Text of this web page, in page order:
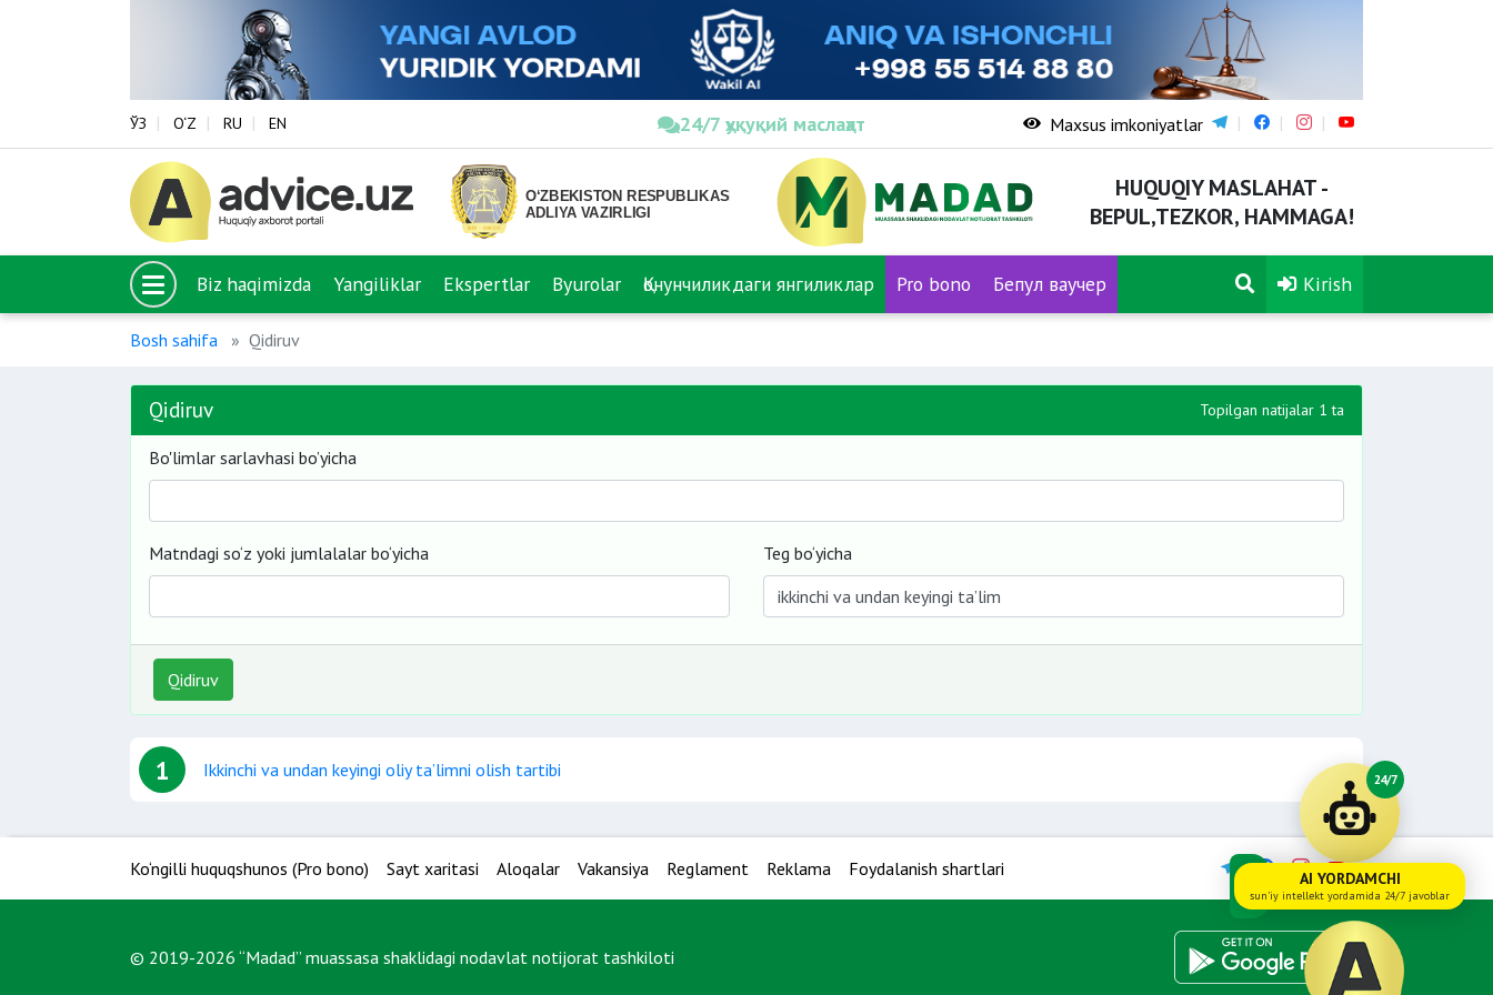
ЎЗ O‘Z RU EN 24/7 ҳуқуқий маслаҳат Maxsus imkoniyatlar
HUQUQIY MASLAHAT -
BEPUL,TEZKOR, HAMMAGA!
Biz haqimizda Yangiliklar Ekspertlar Byurolar Қонунчиликдаги янгиликлар Pro bono Бепул ваучер Kirish
Bosh sahifa Qidiruv
Qidiruv Topilgan natijalar 1 ta
Bo'limlar sarlavhasi bo’yicha
Matndagi so‘z yoki jumlalalar bo‘yicha Teg bo‘yicha
Qidiruv
1 Ikkinchi va undan keyingi oliy ta’limni olish tartibi
Ko‘ngilli huquqshunos (Pro bono) Sayt xaritasi Aloqalar Vakansiya Reglament Reklama Foydalanish shartlari
© 2019-2026 “Madad” muassasa shaklidagi nodavlat notijorat tashkiloti
24/7
AI YORDAMCHI
sun'iy intellekt yordamida 24/7 javoblar